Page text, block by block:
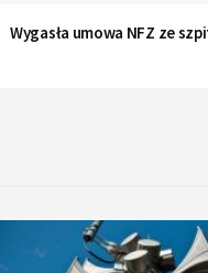
Wygasła umowa NFZ ze